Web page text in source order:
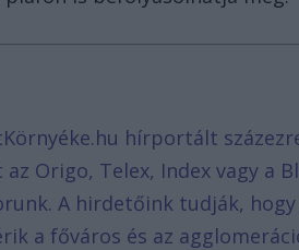
hírportált
Origo, Telex, Index vagy a
A hirdetőink tudják,
a főváros és az